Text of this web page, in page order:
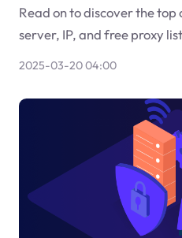
Read on to discover the
server, IP, and free proxy
2025-03-20 04:00